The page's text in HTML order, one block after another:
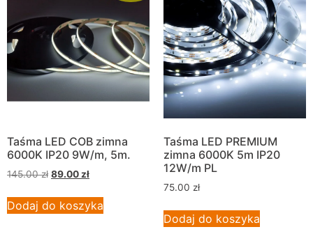
Taśma LED COB zimna
6000K IP20 9W/m, 5m.
145.00zł 89.00 zł
Dodaj do koszyka
Taśma LED PREMIUM
zimna 6000K 5m IP20
12W/m PL
75.00 zł
Dodaj do koszyka